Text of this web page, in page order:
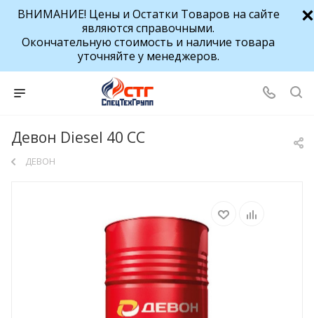
ВНИМАНИЕ! Цены и Остатки Товаров на сайте
являются справочными.
Окончательную стоимость и наличие товара
уточняйте у менеджеров.
Девон Diesel 40 CC
ДЕВОН